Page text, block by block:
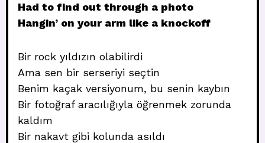
Had to find out through a photo
Hangin’ on your arm like a knockoff
Bir rock yıldızın olabilirdi
Ama sen bir serseriyi seçtin
Benim kaçak versiyonum, bu senin kaybın
Bir fotoğraf aracılığıyla öğrenmek zorunda
kaldım
Bir nakavt gibi kolunda asıldı